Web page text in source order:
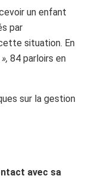
un enfant
par
situation. En
84 parloirs en
sur la gestion
avec sa